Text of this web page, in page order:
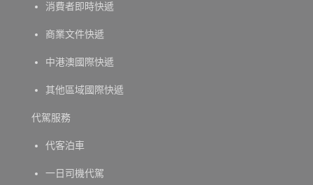
消費者即時快遞
商業文件快遞
中港澳國際快遞
其他區域國際快遞
代駕服務
代客泊車
一日司機代駕